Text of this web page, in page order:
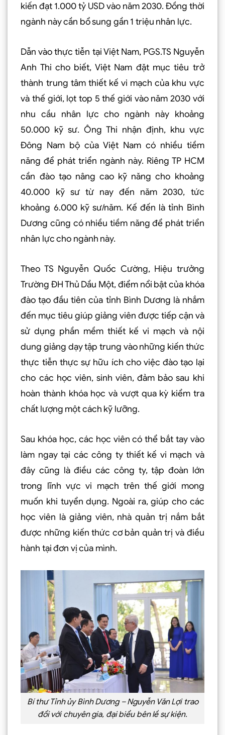
kiến đạt 1.000 tỷ USD vào năm 2030. Đồng thời
ngành này cần bổ sung gần 1 triệu nhân lực.
Dẫn vào thực tiễn tại Việt Nam, PGS.TS Nguyễn
Anh Thi cho biết, Việt Nam đặt mục tiêu trở
thành trung tâm thiết kế vi mạch của khu vực
và thế giới, lọt top 5 thế giới vào năm 2030 với
nhu cầu nhân lực cho ngành này khoảng
50.000 kỹ sư. Ông Thi nhận định, khu vực
Đông Nam bộ của Việt Nam có nhiều tiềm
năng để phát triển ngành này. Riêng TP HCM
cần đào tạo nâng cao kỹ năng cho khoảng
40.000 kỹ sư từ nay đến năm 2030, tức
khoảng 6.000 kỹ sư/năm. Kế đến là tỉnh Bình
Dương cũng có nhiều tiềm năng để phát triển
nhân lực cho ngành này.
Theo TS Nguyễn Quốc Cường, Hiệu trưởng
Trường ĐH Thủ Dầu Một, điểm nổi bật của khóa
đào tạo đầu tiên của tỉnh Bình Dương là nhắm
đến mục tiêu giúp giảng viên được tiếp cận và
sử dụng phần mềm thiết kế vi mạch và nội
dung giảng dạy tập trung vào những kiến thức
thực tiễn thực sự hữu ích cho việc đào tạo lại
cho các học viên, sinh viên, đảm bảo sau khi
hoàn thành khóa học và vượt qua kỳ kiểm tra
chất lượng một cách kỹ lưỡng.
Sau khóa học, các học viên có thể bắt tay vào
làm ngay tại các công ty thiết kế vi mạch và
đây cũng là điều các công ty, tập đoàn lớn
trong lĩnh vực vi mạch trên thế giới mong
muốn khi tuyển dụng. Ngoài ra, giúp cho các
học viên là giảng viên, nhà quản trị nắm bắt
được những kiến thức cơ bản quản trị và điều
hành tại đơn vị của mình.
Bí thư Tỉnh ủy Bình Dương – Nguyễn Văn Lợi trao
đổi với chuyên gia, đại biểu bên lề sự kiện.